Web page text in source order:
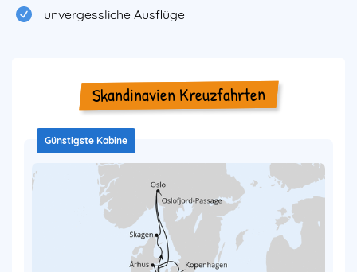
unvergessliche Ausflüge
Skandinavien Kreuzfahrten
Günstigste Kabine